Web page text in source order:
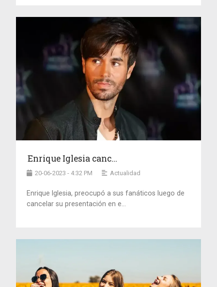
Enrique Iglesia canc...
20-06-2023 - 4:32 PM Actualidad
Enrique Iglesia, preocupó a sus fanáticos luego de
cancelar su presentación en e...